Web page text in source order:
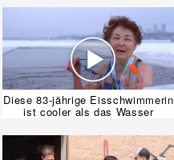
Diese 83-jährige Eisschwimmerin
ist cooler als das Wasser